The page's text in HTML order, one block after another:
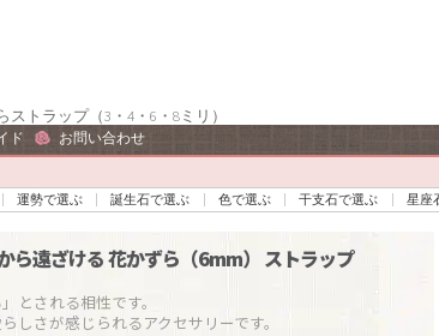
トラップ（3・4・6・8ミリ）
ド お問い合わせ
運勢で選ぶ 誕生石で選ぶ 色で選ぶ 干支石で選ぶ 星座
ら遠ざける花かずら（6mm） ストラップ
とされる相性です。